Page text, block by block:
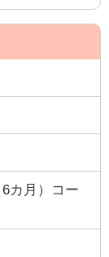
カ月）コー